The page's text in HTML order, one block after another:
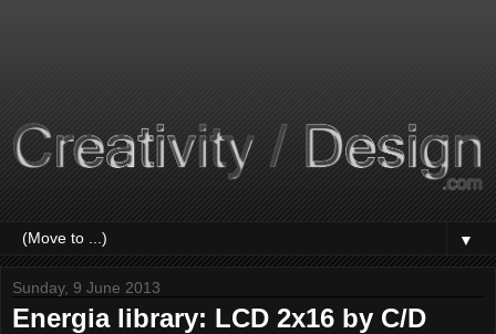
▼
Sunday, 9 June 2013
Energia library: LCD 2x16 by C/D